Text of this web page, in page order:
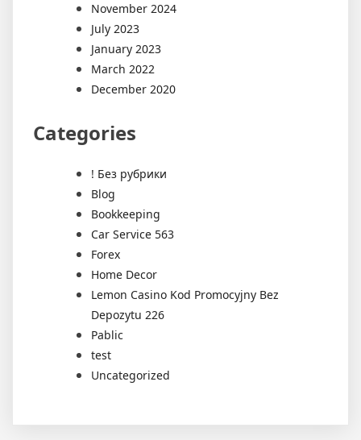
November 2024
July 2023
January 2023
March 2022
December 2020
Categories
! Без рубрики
Blog
Bookkeeping
Car Service 563
Forex
Home Decor
Lemon Casino Kod Promocyjny Bez
Depozytu 226
Pablic
test
Uncategorized